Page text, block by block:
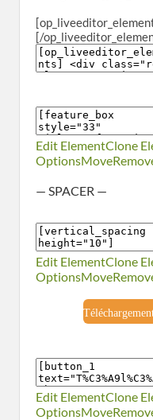
[/
Edit ElementClone
OptionsMove
— SPACER —
Edit ElementClone
OptionsMove
Edit ElementClone
OptionsMove